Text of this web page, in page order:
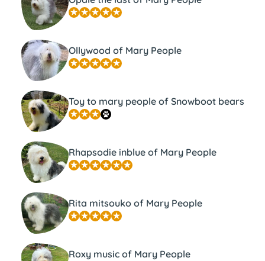
Ollywood of Mary People
Toy to mary people of Snowboot bears
Rhapsodie inblue of Mary People
Rita mitsouko of Mary People
Roxy music of Mary People